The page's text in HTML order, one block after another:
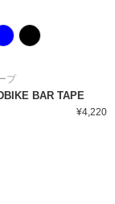
プ
BAR TAPE
¥4,220